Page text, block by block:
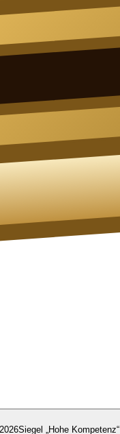
Siegel „Hohe Kompetenz“